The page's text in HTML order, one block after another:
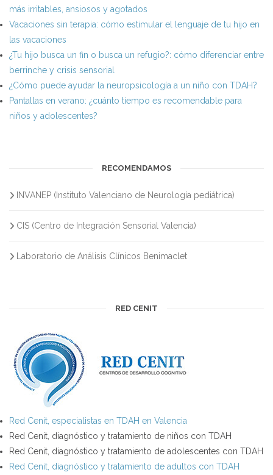
más irritables, ansiosos y agotados
Vacaciones sin terapia: cómo estimular el lenguaje de tu hijo en
las vacaciones
¿Tu hijo busca un fin o busca un refugio?: cómo diferenciar entre
berrinche y crisis sensorial
¿Cómo puede ayudar la neuropsicología a un niño con TDAH?
Pantallas en verano: ¿cuánto tiempo es recomendable para
niños y adolescentes?
RECOMENDAMOS
INVANEP (Instituto Valenciano de Neurología pediátrica)
CIS (Centro de Integración Sensorial Valencia)
Laboratorio de Análisis Clínicos Benimaclet
RED CENIT
Red Cenit, especialistas en TDAH en Valencia
Red Cenit, diagnóstico y tratamiento de niños con TDAH
Red Cenit, diagnóstico y tratamiento de adolescentes con TDAH
Red Cenit, diagnóstico y tratamiento de adultos con TDAH